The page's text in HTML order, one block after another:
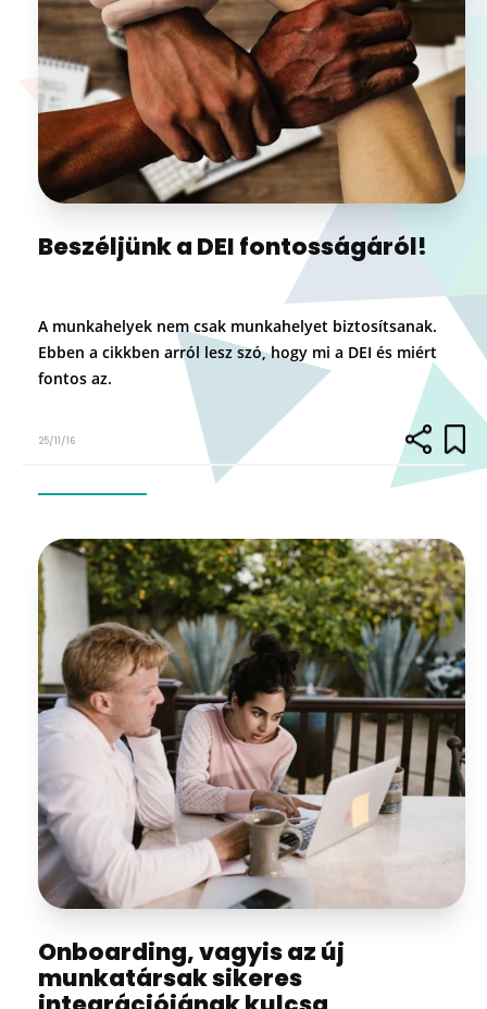
Beszéljünk a DEI fontosságáról!
A munkahelyek nem csak munkahelyet biztosítsanak.
Ebben a cikkben arról lesz szó, hogy mi a DEI és miért
fontos az.
25/11/16
Onboarding, vagyis az új
munkatársak sikeres